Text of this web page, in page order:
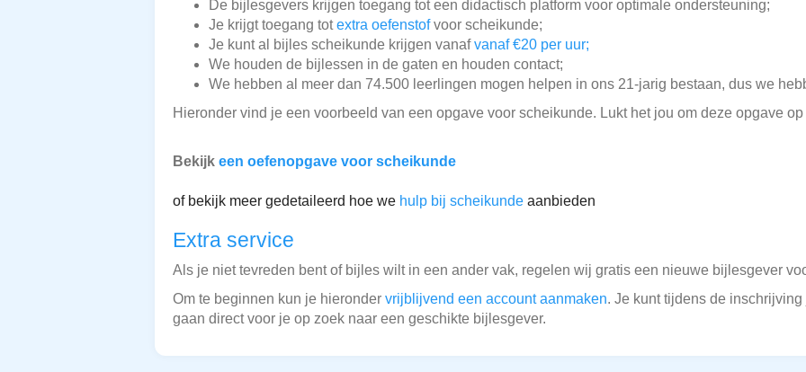
De bijlesgevers krijgen toegang tot een didactisch platform voor optimale ondersteuning;
Je krijgt toegang totextra oefenstofvoor scheikunde;
Je kunt al bijles scheikunde krijgen vanafvanaf €20 per uur;
We houden de bijlessen in de gaten en houden contact;
We hebben al meer dan 74.500 leerlingen mogen helpen in ons 21-jarig bestaan, dus we
Hieronder vind je een voorbeeld van een opgave voor scheikunde. Lukt het jou om deze opgave
Bekijk een oefenopgave voor scheikunde
of bekijk meer gedetaileerd hoe we hulp bij scheikunde aanbieden
Extra service
Als je niet tevreden bent of bijles wilt in een ander vak, regelen wij gratis een nieuwe bijlesgever
Om te beginnen kun je hieronder vrijblijvend een account aanmaken. Je kunt tijdens de
gaan direct voor je op zoek naar een geschikte bijlesgever.